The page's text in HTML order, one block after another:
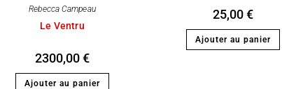
Rebecca Campeau
Le Ventru
2300,00€
Ajouter au panier
25,00€
Ajouter au panier